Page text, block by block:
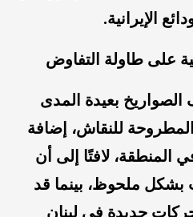
على طاولة التفاوض
بعيدة المدى
للنقاش، إضافة
في المنطقة، لافتًا إلى أن
بشكل ملحوظ، بينما قد
جديدة في لبنان